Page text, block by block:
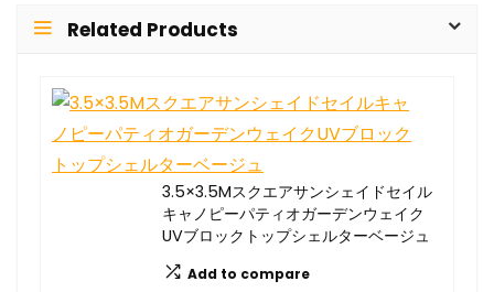
Related Products
3.5×3.5Mスクエアサンシェイドセイル
キャノピーパティオガーデンウェイク
UVブロックトップシェルターベージュ
Add to compare